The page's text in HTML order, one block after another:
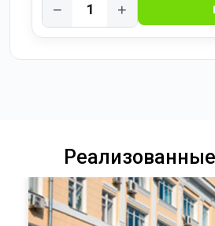
− +